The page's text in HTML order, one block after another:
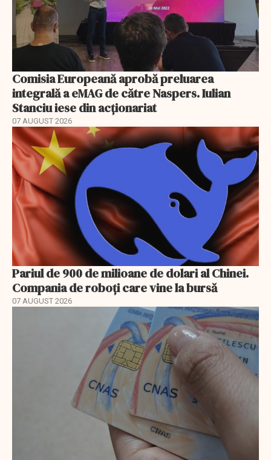
Comisia Europeană aprobă preluarea
integrală a eMAG de către Naspers. Iulian
Stanciu iese din acționariat
07 AUGUST 2026
Pariul de 900 de milioane de dolari al Chinei.
Compania de roboți care vine la bursă
07 AUGUST 2026